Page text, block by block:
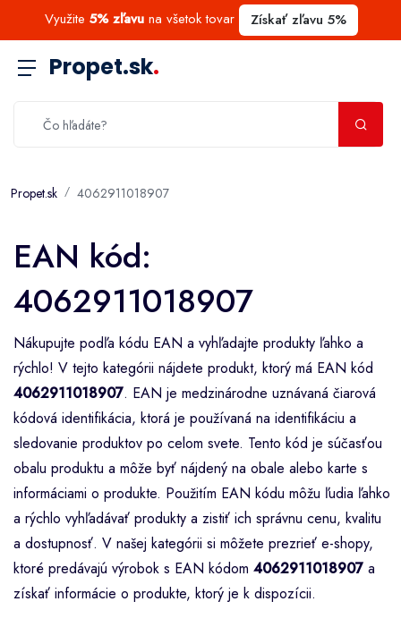
Využite 5% zľavu na všetok tovar Získať zľavu 5%
Propet.sk.
Propet.sk 4062911018907
EAN kód:
4062911018907
Nákupujte podľa kódu EAN a vyhľadajte produkty ľahko a
rýchlo! V tejto kategórii nájdete produkt, ktorý má EAN kód
4062911018907. EAN je medzinárodne uznávaná čiarová
kódová identifikácia, ktorá je používaná na identifikáciu a
sledovanie produktov po celom svete. Tento kód je súčasťou
obalu produktu a môže byť nájdený na obale alebo karte s
informáciami o produkte. Použitím EAN kódu môžu ľudia ľahko
a rýchlo vyhľadávať produkty a zistiť ich správnu cenu, kvalitu
a dostupnosť. V našej kategórii si môžete prezrieť e-shopy,
ktoré predávajú výrobok s EAN kódom 4062911018907 a
získať informácie o produkte, ktorý je k dispozícii.